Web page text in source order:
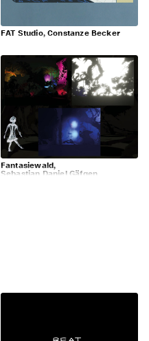
FAT Studio, Constanze Becker
Fantasiewald,
Sebastian Daniel Gäfgen